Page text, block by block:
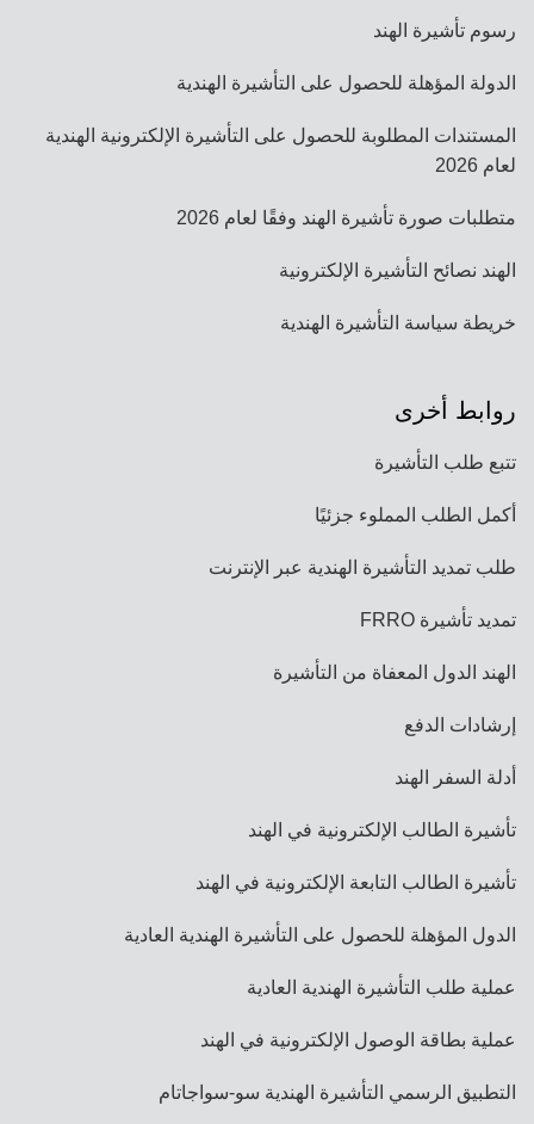
رسوم تأشيرة الهند
الدولة المؤهلة للحصول على التأشيرة الهندية
المستندات المطلوبة للحصول على التأشيرة الإلكترونية الهندية
لعام 2026
متطلبات صورة تأشيرة الهند وفقًا لعام 2026
الهند نصائح التأشيرة الإلكترونية
خريطة سياسة التأشيرة الهندية
روابط أخرى
تتبع طلب التأشيرة
أكمل الطلب المملوء جزئيًا
طلب تمديد التأشيرة الهندية عبر الإنترنت
تمديد تأشيرة FRRO
الهند الدول المعفاة من التأشيرة
إرشادات الدفع
أدلة السفر الهند
تأشيرة الطالب الإلكترونية في الهند
تأشيرة الطالب التابعة الإلكترونية في الهند
الدول المؤهلة للحصول على التأشيرة الهندية العادية
عملية طلب التأشيرة الهندية العادية
عملية بطاقة الوصول الإلكترونية في الهند
التطبيق الرسمي التأشيرة الهندية سو-سواجاتام